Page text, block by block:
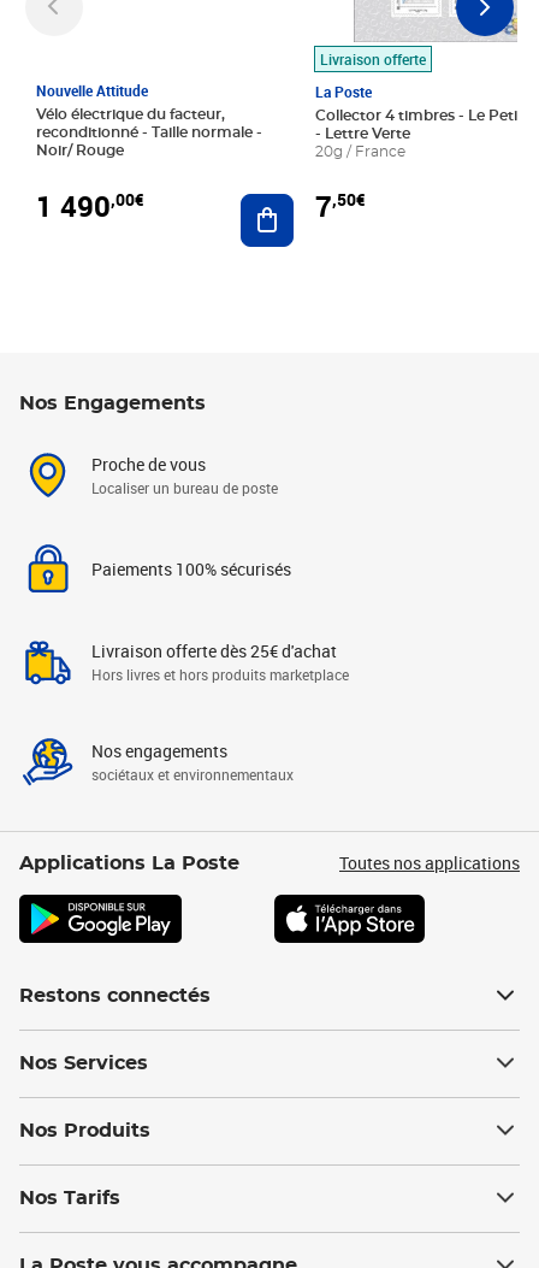
Nouvelle Attitude
Vélo électrique du facteur,
reconditionné - Taille normale -
Noir/ Rouge
1 490,00€ Ajouter au panier
Livraison offerte
La Poste
Collector 4 timbres - Le Petit
- Lettre Verte
20g / France
7,50€
Nos Engagements
Proche de vous
Localiser un bureau de poste
Paiements 100% sécurisés
Livraison offerte dès 25€ d'achat
Hors livres et hors produits marketplace
Nos engagements
sociétaux et environnementaux
Applications La Poste Toutes nos applications
Restons connectés
Nos Services
Nos Produits
Nos Tarifs